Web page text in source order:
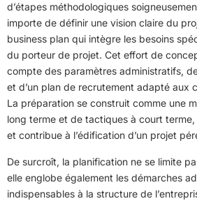
d’étapes méthodologiques
importe de définir une vision claire du
business plan qui intègre les besoins
du porteur de projet. Cet effort de
compte des paramètres administratifs,
et d’un plan de recrutement adapté aux
La préparation se construit comme une
long terme et de tactiques à court
et contribue à l’édification d’un projet
De surcroît, la planification ne se limite
elle englobe également les démarches
indispensables à la structure de